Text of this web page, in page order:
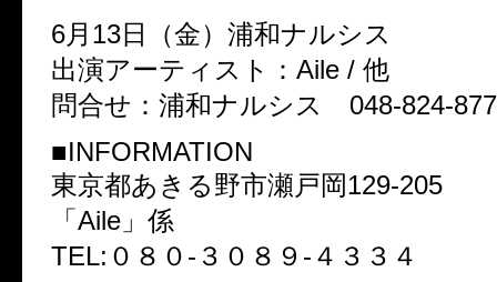
6月13日（金）浦和ナルシス
出演アーティスト：Aile / 他
問合せ：浦和ナルシス 048-824-
■INFORMATION
東京都あきる野市瀬戸岡129-205
「Aile」係
TEL:０８０-３０８９-４３３４